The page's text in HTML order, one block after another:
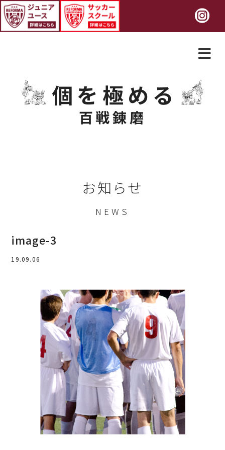
個を極める
百戦錬磨
お知らせ
NEWS
image-3
19.09.06